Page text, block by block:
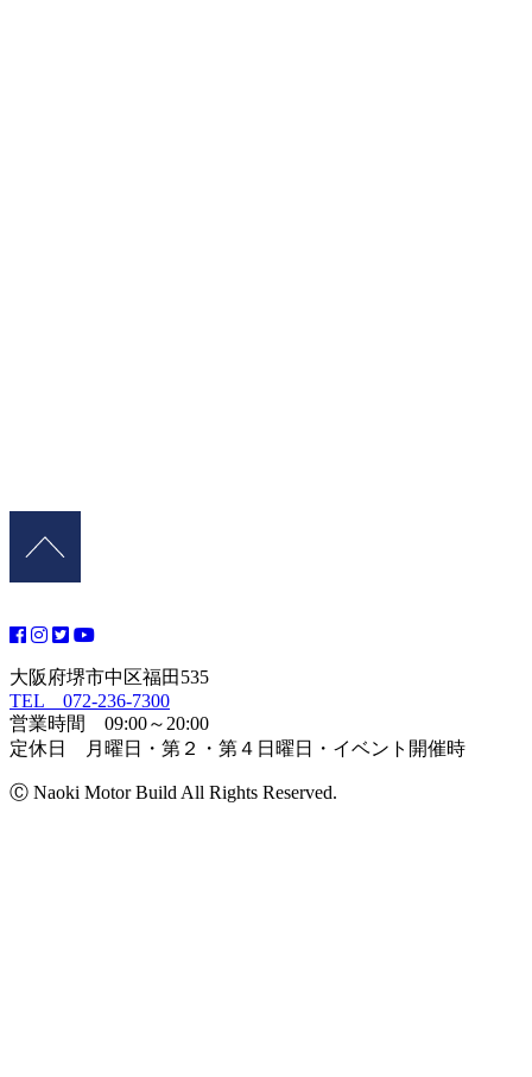
大阪府堺市中区福田535
TEL 072-236-7300
営業時間 09:00～20:00
定休日 月曜日・第２・第４日曜日・イベント開催時
Ⓒ Naoki Motor Build All Rights Reserved.